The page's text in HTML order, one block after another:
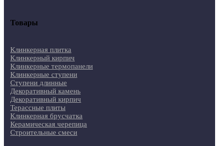
Товары
Клинкерная плитка
Клинкерный кирпич
Клинкерные термопанели
Клинкерные ступени
Ступени длинные
Декоративный камень
Декоративный кирпич
Терассные плиты
Клинкерная брусчатка
Керамическая черепица
Строительные смеси